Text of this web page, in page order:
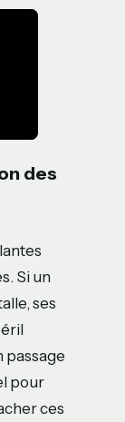
des
Si un
ses
passage
pour
ces